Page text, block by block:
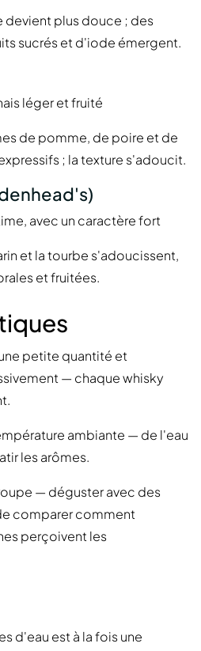
devient plus douce ; des
sucrés et d'iode émergent.
léger et fruité
de pomme, de poire et de
; la texture s'adoucit.
avec un caractère fort
et la tourbe s'adoucissent,
et fruitées.
petite quantité et
— chaque whisky
ambiante — de l'eau
les arômes.
— déguster avec des
comparer comment
perçoivent les
d'eau est à la fois une